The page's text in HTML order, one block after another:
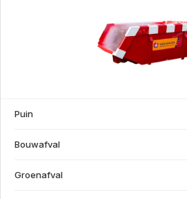
Puin
Bouwafval
Groenafval